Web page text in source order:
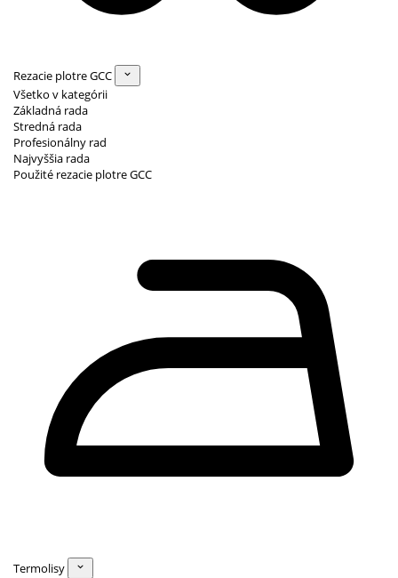
Rezacie plotre GCC
Všetko v kategórii
Základná rada
Stredná rada
Profesionálny rad
Najvyššia rada
Použité rezacie plotre GCC
Termolisy